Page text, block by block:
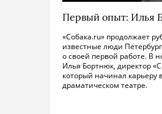
Первый опыт: Илья
«Собака.ru» продолжает
известные люди
о своей первой работе. В
Илья Бортнюк, директор
который начинал карьеру
драматическом театре.